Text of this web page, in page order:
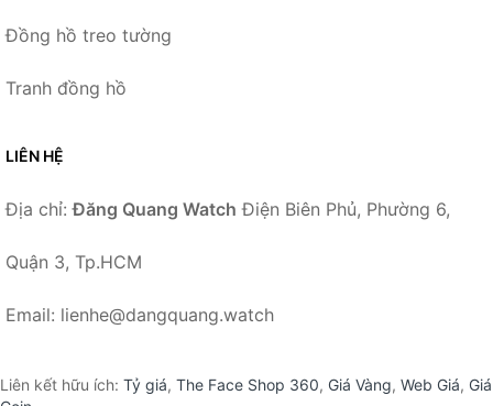
Đồng hồ treo tường
Tranh đồng hồ
LIÊN HỆ
Địa chỉ:Đăng Quang Watch Điện Biên Phủ, Phường 6,
Quận 3, Tp.HCM
Email: lienhe@dangquang.watch
Liên kết hữu ích: Tỷ giá, The Face Shop 360, Giá Vàng, Web Giá, Giá